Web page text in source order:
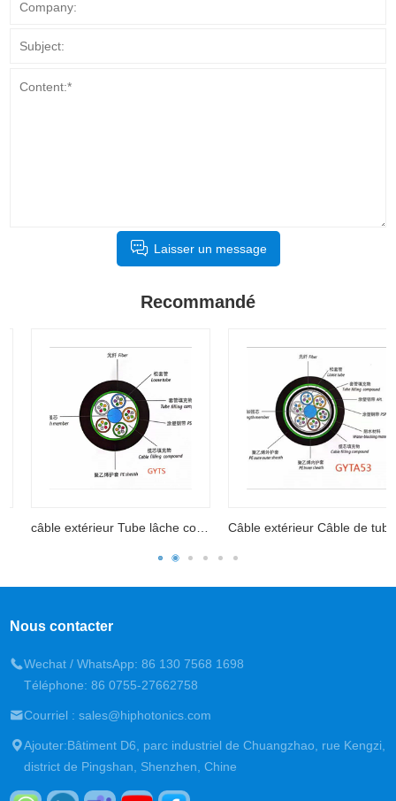
Laisser un message
Recommandé
câble extérieur Tube lâche couche de ruban en acier Câble extérieur Câble de tube lâche bloqué avec aluminium
Nous contacter
Wechat / WhatsApp: 86 130 7568 1698
Téléphone: 86 0755-27662758
Courriel : sales@hiphotonics.com
Ajouter:Bâtiment D6, parc industriel de Chuangzhao, rue Kengzi,
district de Pingshan, Shenzhen, Chine